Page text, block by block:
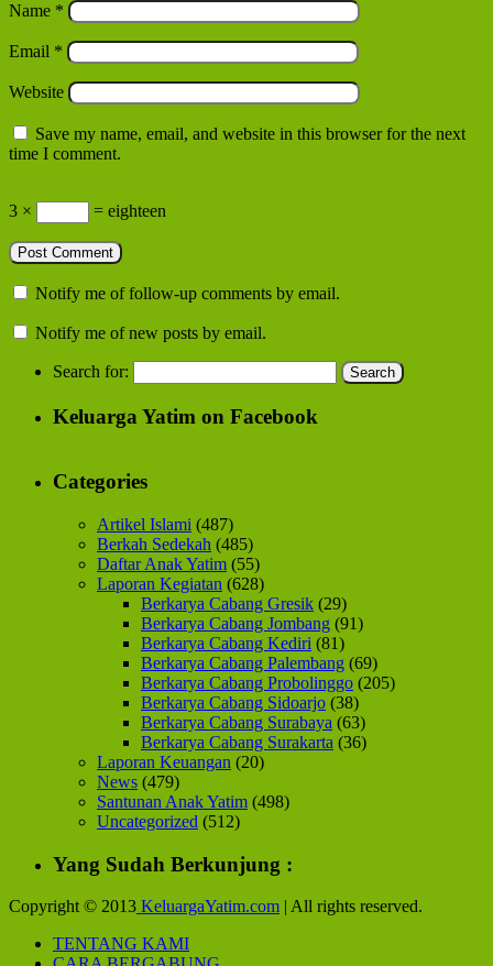
Name *
Email *
Website
Save my name, email, and website in this browser for the next
time I comment.
3 × = eighteen
Notify me of follow-up comments by email.
Notify me of new posts by email.
Search for:
Keluarga Yatim on Facebook
Categories
Artikel Islami (487)
Berkah Sedekah (485)
Daftar Anak Yatim (55)
Laporan Kegiatan (628)
Berkarya Cabang Gresik (29)
Berkarya Cabang Jombang (91)
Berkarya Cabang Kediri (81)
Berkarya Cabang Palembang (69)
Berkarya Cabang Probolinggo (205)
Berkarya Cabang Sidoarjo (38)
Berkarya Cabang Surabaya (63)
Berkarya Cabang Surakarta (36)
Laporan Keuangan (20)
News (479)
Santunan Anak Yatim (498)
Uncategorized (512)
Yang Sudah Berkunjung :
Copyright © 2013 KeluargaYatim.com | All rights reserved.
TENTANG KAMI